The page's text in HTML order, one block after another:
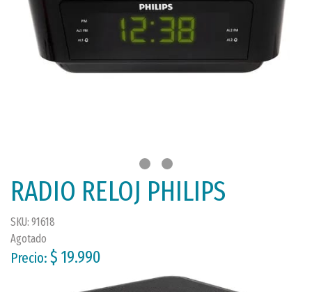
RADIO RELOJ PHILIPS
SKU: 91618
Agotado
Precio: $ 19.990